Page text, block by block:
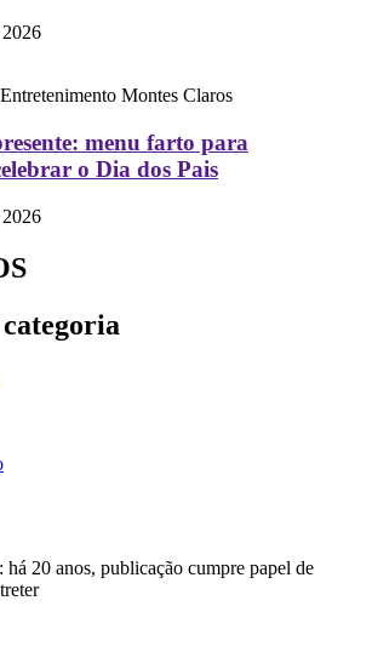
Entretenimento Montes Claros
menu farto para
o Dia dos Pais
2026
há 20 anos, publicação cumpre papel de